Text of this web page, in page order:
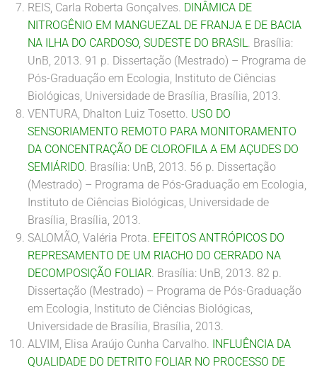
REIS, Carla Roberta Gonçalves. DINÂMICA DE
NITROGÊNIO EM MANGUEZAL DE FRANJA E DE BACIA
NA ILHA DO CARDOSO, SUDESTE DO BRASIL. Brasília:
UnB, 2013. 91 p. Dissertação (Mestrado) – Programa de
Pós-Graduação em Ecologia, Instituto de Ciências
Biológicas, Universidade de Brasília, Brasília, 2013.
VENTURA, Dhalton Luiz Tosetto. USO DO
SENSORIAMENTO REMOTO PARA MONITORAMENTO
DA CONCENTRAÇÃO DE CLOROFILA A EM AÇUDES DO
SEMIÁRIDO. Brasília: UnB, 2013. 56 p. Dissertação
(Mestrado) – Programa de Pós-Graduação em Ecologia,
Instituto de Ciências Biológicas, Universidade de
Brasília, Brasília, 2013.
SALOMÃO, Valéria Prota. EFEITOS ANTRÓPICOS DO
REPRESAMENTO DE UM RIACHO DO CERRADO NA
DECOMPOSIÇÃO FOLIAR. Brasília: UnB, 2013. 82 p.
Dissertação (Mestrado) – Programa de Pós-Graduação
em Ecologia, Instituto de Ciências Biológicas,
Universidade de Brasília, Brasília, 2013.
ALVIM, Elisa Araújo Cunha Carvalho. INFLUÊNCIA DA
QUALIDADE DO DETRITO FOLIAR NO PROCESSO DE